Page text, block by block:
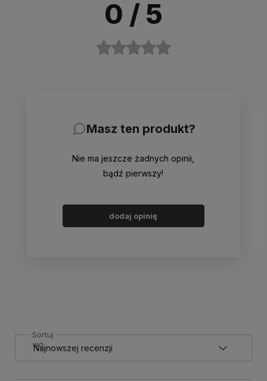
0 / 5
Masz ten produkt?
Nie ma jeszcze żadnych opinii,
bądź pierwszy!
dodaj opinię
Sortuj
wg